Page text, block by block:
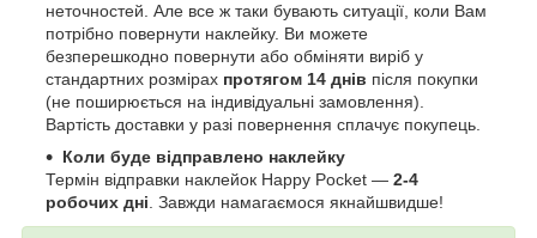
неточностей. Але все ж таки бувають ситуації, коли Вам
потрібно повернути наклейку. Ви можете
безперешкодно повернути або обміняти виріб у
стандартних розмірах протягом 14 днів після покупки
(не поширюється на індивідуальні замовлення).
Вартість доставки у разі повернення сплачує покупець.
Коли буде відправлено наклейку
Термін відправки наклейок Happy Pocket — 2-4
робочих дні. Завжди намагаємося якнайшвидше!